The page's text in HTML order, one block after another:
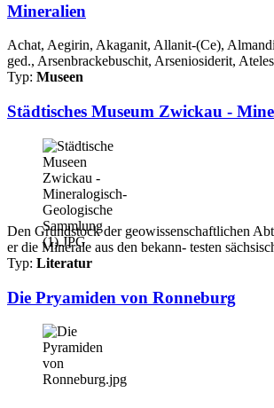
Mineralien
Achat, Aegirin, Akaganit, Allanit-(Ce),
ged., Arsenbrackebuschit, Arseniosiderit,
Typ: Museen
Städtisches Museum Zwickau -
Den Grundstock der geowissenschaftlichen
er die Minerale aus den bekann- testen
Typ: Literatur
Die Pryamiden von Ronneburg